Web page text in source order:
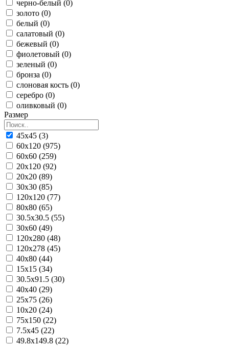
черно-белый (0)
золото (0)
белый (0)
салатовый (0)
бежевый (0)
фиолетовый (0)
зеленый (0)
бронза (0)
слоновая кость (0)
серебро (0)
оливковый (0)
Размер
45x45 (3)
60x120 (975)
60x60 (259)
20x120 (92)
20x20 (89)
30x30 (85)
120x120 (77)
80x80 (65)
30.5x30.5 (55)
30x60 (49)
120x280 (48)
120x278 (45)
40x80 (44)
15x15 (34)
30.5x91.5 (30)
40x40 (29)
25x75 (26)
10x20 (24)
75x150 (22)
7.5x45 (22)
49.8x149.8 (22)